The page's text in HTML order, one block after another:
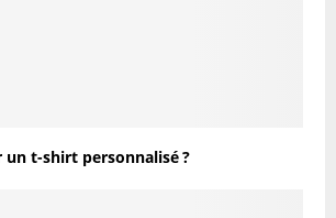
un t-shirt personnalisé ?